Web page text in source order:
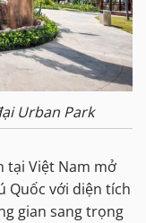
Urban Park
tại Việt Nam mở
Quốc với diện tích
gian sang trọng